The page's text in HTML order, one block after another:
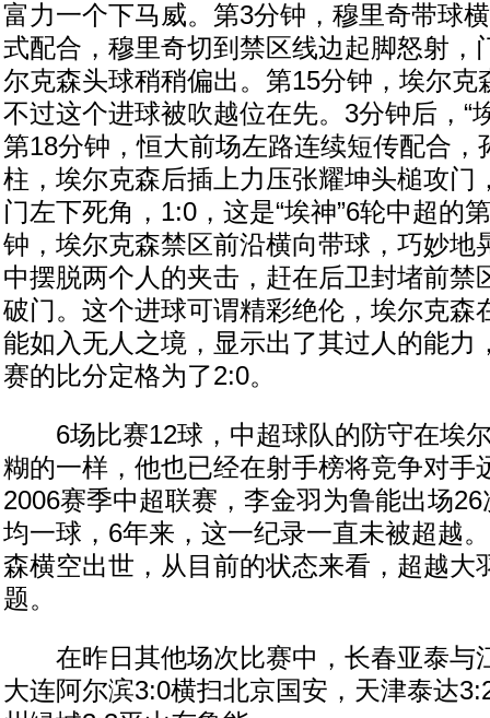
富力一个下马威。第3分钟，穆里奇带球
式配合，穆里奇切到禁区线边起脚怒射，
尔克森头球稍稍偏出。第15分钟，埃尔克
不过这个进球被吹越位在先。3分钟后，“
第18分钟，恒大前场左路连续短传配合，
柱，埃尔克森后插上力压张耀坤头槌攻门
门左下死角，1:0，这是“埃神”6轮中超的
钟，埃尔克森禁区前沿横向带球，巧妙地
中摆脱两个人的夹击，赶在后卫封堵前禁
破门。这个进球可谓精彩绝伦，埃尔克森
能如入无人之境，显示出了其过人的能力
赛的比分定格为了2:0。
6场比赛12球，中超球队的防守在埃
糊的一样，他也已经在射手榜将竞争对手
2006赛季中超联赛，李金羽为鲁能出场
均一球，6年来，这一纪录一直未被超越
森横空出世，从目前的状态来看，超越大
题。
在昨日其他场次比赛中，长春亚泰与
大连阿尔滨3:0横扫北京国安，天津泰达